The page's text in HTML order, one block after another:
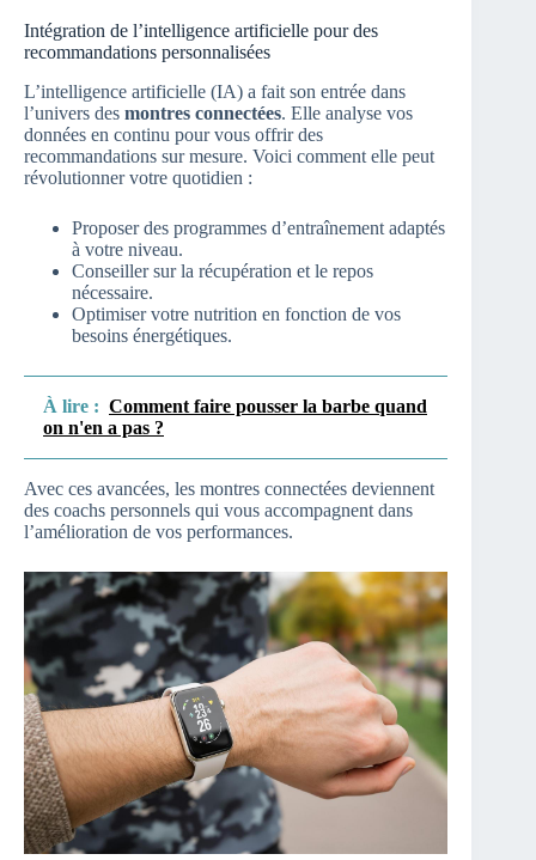
Intégration de l’intelligence artificielle pour des
recommandations personnalisées
L’intelligence artificielle (IA) a fait son entrée dans
l’univers des montres connectées. Elle analyse vos
données en continu pour vous offrir des
recommandations sur mesure. Voici comment elle peut
révolutionner votre quotidien :
Proposer des programmes d’entraînement adaptés
à votre niveau.
Conseiller sur la récupération et le repos
nécessaire.
Optimiser votre nutrition en fonction de vos
besoins énergétiques.
À lire : Comment faire pousser la barbe quand
on n'en a pas ?
Avec ces avancées, les montres connectées deviennent
des coachs personnels qui vous accompagnent dans
l’amélioration de vos performances.